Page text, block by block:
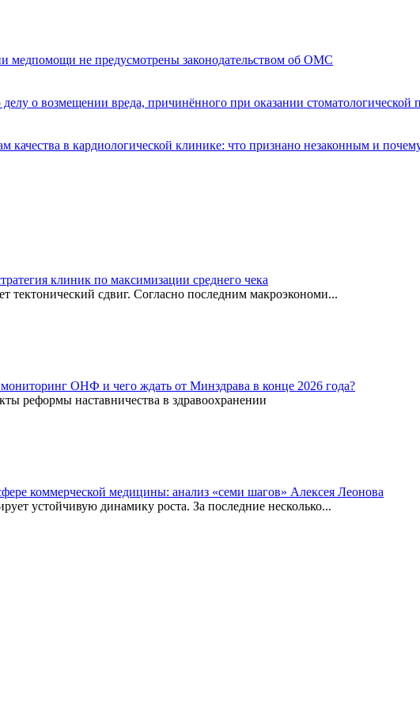
медпомощи не предусмотрены законодательством об ОМС
о возмещении вреда, причинённого при оказании стоматологической
в кардиологической клинике: что признано незаконным и
клиник по максимизации среднего чека
сдвиг. Согласно последним макроэкономи...
мониторинг ОНФ и чего ждать от Минздрава в конце 2026 года?
реформы наставничества в здравоохранении
коммерческой медицины: анализ «семи шагов» Алексея Леонова
устойчивую динамику роста. За последние несколько...